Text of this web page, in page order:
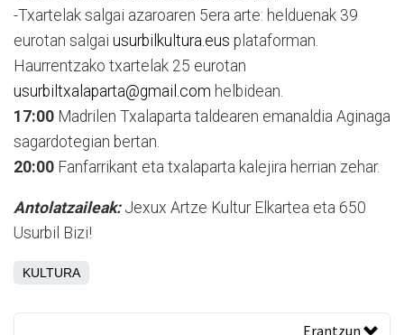
-Txartelak salgai azaroaren 5era arte: helduenak 39
eurotan salgai usurbilkultura.eus plataforman.
Haurrentzako txartelak 25 eurotan
usurbiltxalaparta@gmail.com helbidean.
17:00 Madrilen Txalaparta taldearen emanaldia Aginaga
sagardotegian bertan.
20:00 Fanfarrikant eta txalaparta kalejira herrian zehar.
Antolatzaileak:Jexux Artze Kultur Elkartea eta 650
Usurbil Bizi!
KULTURA
Erantzun